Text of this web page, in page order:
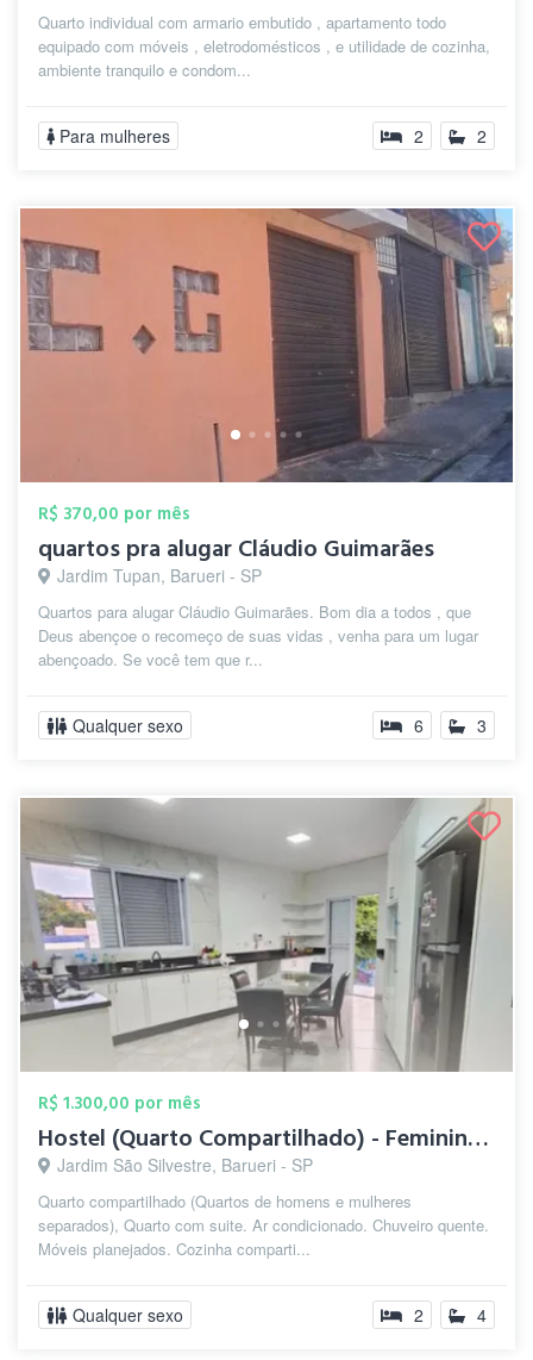
Quarto individual com armario embutido , apartamento todo
equipado com móveis , eletrodomésticos , e utilidade de cozinha,
ambiente tranquilo e condom...
Para mulheres 2 2
R$ 370,00 por mês
quartos pra alugar Cláudio Guimarães
Jardim Tupan, Barueri - SP
Quartos para alugar Cláudio Guimarães. Bom dia a todos , que
Deus abençoe o recomeço de suas vidas , venha para um lugar
abençoado. Se você tem que r...
Qualquer sexo 6 3
R$ 1.300,00 por mês
Hostel (Quarto Compartilhado) - Feminino...
Jardim São Silvestre, Barueri - SP
Quarto compartilhado (Quartos de homens e mulheres
separados), Quarto com suite. Ar condicionado. Chuveiro quente.
Móveis planejados. Cozinha comparti...
Qualquer sexo 2 4